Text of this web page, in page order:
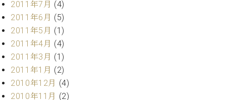
律
金
表
お
問
い
2011年7月 (4)
2011年6月 (5)
2011年5月 (1)
2011年4月 (4)
2011年3月 (1)
2011年1月 (2)
2010年12月 (4)
2010年11月 (2)